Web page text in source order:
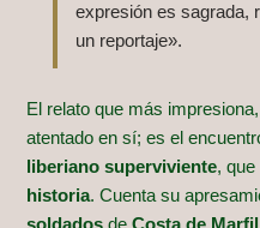
expresión es sagrada,
un reportaje».
El relato que más
atentado en sí; es el
liberiano superviviente,
historia. Cuenta su
soldados deCosta de Marfil